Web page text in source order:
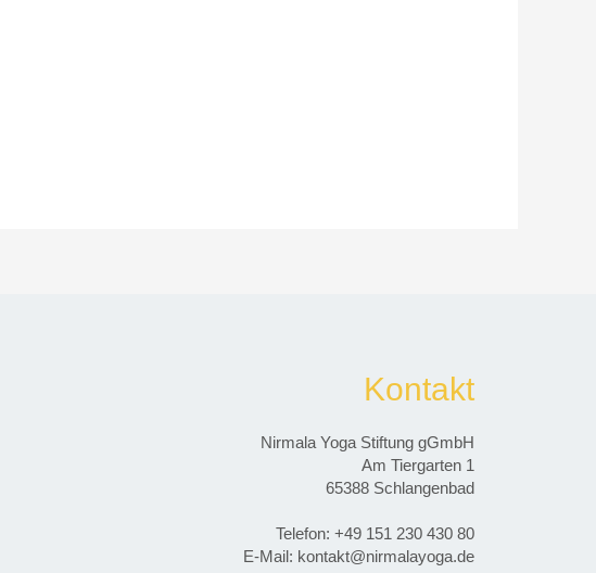
Kontakt
Nirmala Yoga Stiftung gGmbH
Am Tiergarten 1
65388 Schlangenbad
Telefon: ‭+49 151 230 430 80‬
E-Mail: kontakt@nirmalayoga.de